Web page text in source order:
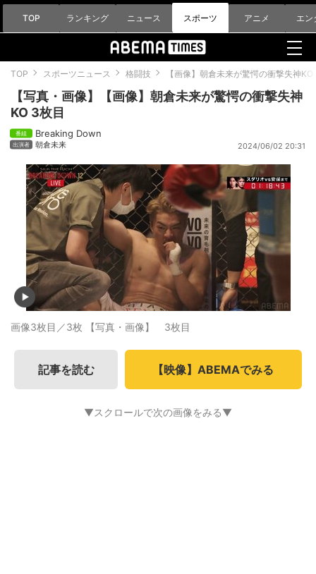
TOP ランキング ニュース スポーツ アニメ エン
TOP スポーツニュース 格闘技 【画像】朝倉未来が驚愕の衝撃失神KO
【写真・画像】【画像】朝倉未来が驚愕の衝撃失神
KO 3枚目
Breaking Down
朝倉未来 2024/06/02 20:31
画像3枚目／3枚 【写真・画像】 3枚目
記事を読む 【映像】ABEMAでみる
▼スクロールで次の画像をみる▼